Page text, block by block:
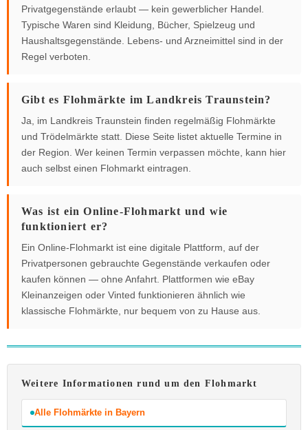
Privatgegenstände erlaubt — kein gewerblicher Handel.
Typische Waren sind Kleidung, Bücher, Spielzeug und
Haushaltsgegenstände. Lebens- und Arzneimittel sind in der
Regel verboten.
Gibt es Flohmärkte im Landkreis Traunstein?
Ja, im Landkreis Traunstein finden regelmäßig Flohmärkte
und Trödelmärkte statt. Diese Seite listet aktuelle Termine in
der Region. Wer keinen Termin verpassen möchte, kann hier
auch selbst einen Flohmarkt eintragen.
Was ist ein Online-Flohmarkt und wie
funktioniert er?
Ein Online-Flohmarkt ist eine digitale Plattform, auf der
Privatpersonen gebrauchte Gegenstände verkaufen oder
kaufen können — ohne Anfahrt. Plattformen wie eBay
Kleinanzeigen oder Vinted funktionieren ähnlich wie
klassische Flohmärkte, nur bequem von zu Hause aus.
Weitere Informationen rund um den Flohmarkt
Alle Flohmärkte in Bayern